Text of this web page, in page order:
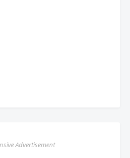
Advertisement